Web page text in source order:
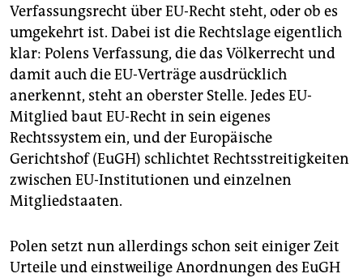
Verfassungsrecht über EU-Recht steht, oder ob es
umgekehrt ist. Dabei ist die Rechtslage eigentlich
klar: Polens Verfassung, die das Völkerrecht und
damit auch die EU-Verträge ausdrücklich
anerkennt, steht an oberster Stelle. Jedes EU-
Mitglied baut EU-Recht in sein eigenes
Rechtssystem ein, und der Europäische
Gerichtshof (EuGH) schlichtet Rechtsstreitigkeiten
zwischen EU-Institutionen und einzelnen
Mitgliedstaaten.
Polen setzt nun allerdings schon seit einiger Zeit
Urteile und einstweilige Anordnungen des EuGH